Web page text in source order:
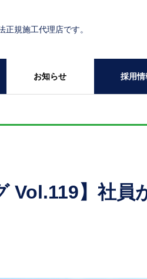
正規施工代理店です。
お知らせ 採用情
Vol.119】社員